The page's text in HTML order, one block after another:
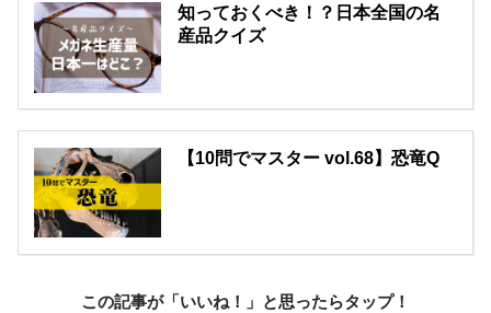
知っておくべき！？日本全国の名
産品クイズ
【10問でマスター vol.68】恐竜Q
この記事が「いいね！」と思ったらタップ！